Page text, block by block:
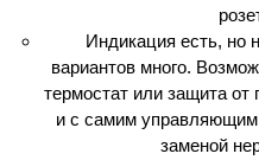
Индикация есть, но
вариантов много.
термостат или защита от
и с самим
заменой